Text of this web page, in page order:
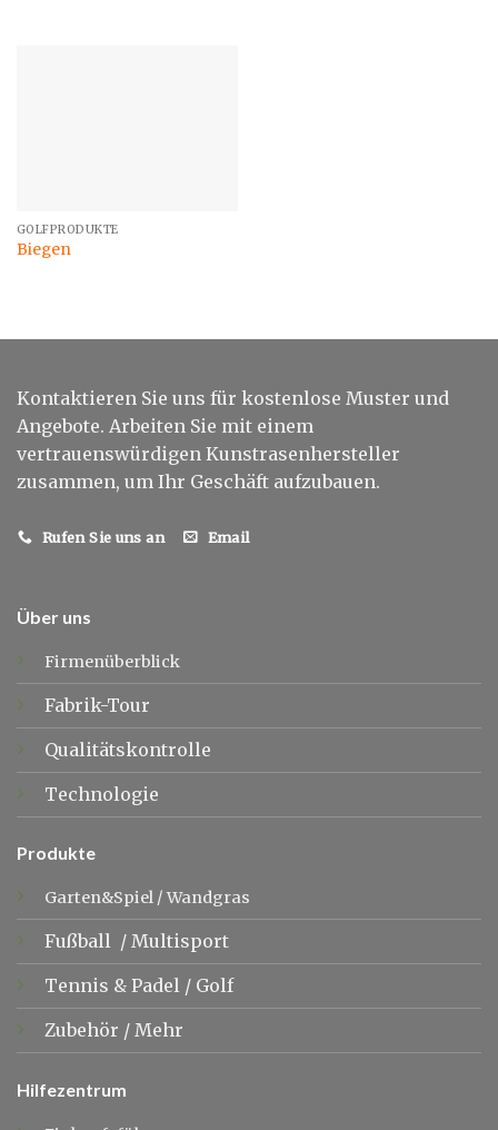
GOLFPRODUKTE
Biegen
Kontaktieren Sie uns für kostenlose Muster und
Angebote. Arbeiten Sie mit einem
vertrauenswürdigen Kunstrasenhersteller
zusammen, um Ihr Geschäft aufzubauen.
Rufen Sie uns an Email
Über uns
Firmenüberblick
Fabrik-Tour
Qualitätskontrolle
Technologie
Produkte
Garten&Spiel/Wandgras
Fußball / Multisport
Tennis & Padel / Golf
Zubehör / Mehr
Hilfezentrum